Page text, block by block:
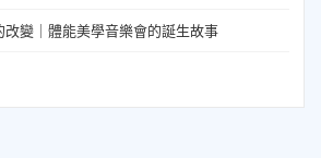
變｜體能美學音樂會的誕生故事